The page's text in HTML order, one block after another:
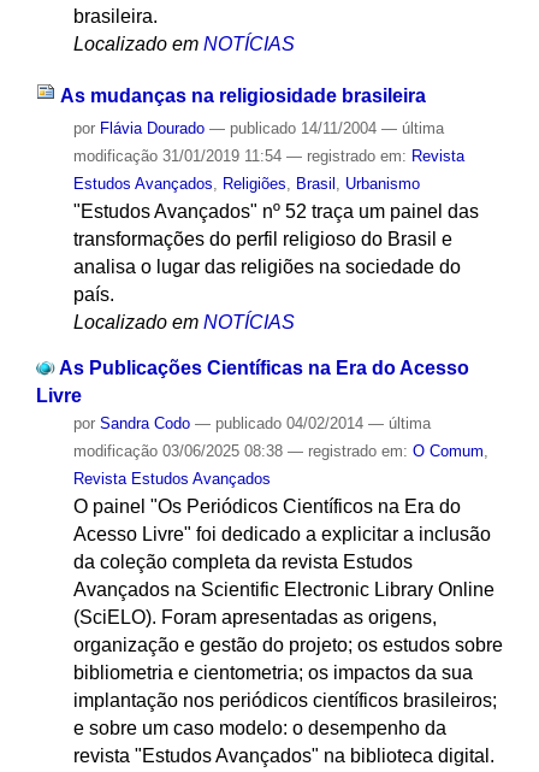
brasileira.
Localizado em NOTÍCIAS
As mudanças na religiosidade brasileira
por Flávia Dourado — publicado14/11/2004 — última
modificação31/01/2019 11:54 — registrado em: Revista
Estudos Avançados
Religiões Brasil Urbanismo
"Estudos Avançados" nº 52 traça um painel das
transformações do perfil religioso do Brasil e
analisa o lugar das religiões na sociedade do
país.
Localizado em NOTÍCIAS
As Publicações Científicas na Era do Acesso
Livre
por Sandra Codo — publicado04/02/2014 — última
modificação03/06/2025 08:38 — registrado em: O Comum,
Revista Estudos Avançados
O painel "Os Periódicos Científicos na Era do
Acesso Livre" foi dedicado a explicitar a inclusão
da coleção completa da revista Estudos
Avançados na Scientific Electronic Library Online
(SciELO). Foram apresentadas as origens,
organização e gestão do projeto; os estudos sobre
bibliometria e cientometria; os impactos da sua
implantação nos periódicos científicos brasileiros;
e sobre um caso modelo: o desempenho da
revista "Estudos Avançados" na biblioteca digital.